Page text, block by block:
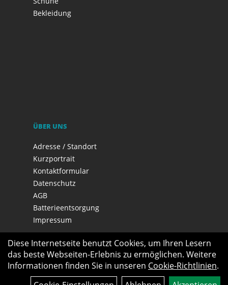
Bekleidung
ÜBER UNS
Adresse / Standort
Kurzportrait
Kontaktformular
Datenschutz
AGB
Batterieentsorgung
Impressum
Diese Internetseite benutzt Cookies, um Ihren Lesern
das beste Webseiten-Erlebnis zu ermöglichen. Weitere
Informationen finden Sie in unseren Cookie-Richtlinien.